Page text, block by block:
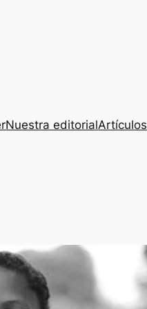
Nuestra editorialArtículos